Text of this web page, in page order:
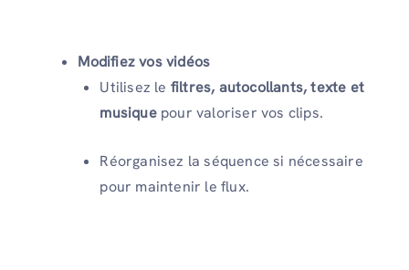
Modifiez vos vidéos
Utilisez le filtres, autocollants, texte et
musiquepour valoriser vos clips.
Réorganisez la séquence si nécessaire
pour maintenir le flux.